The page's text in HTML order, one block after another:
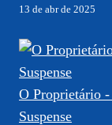
13 de abr de 2025
O Proprietário
Suspense